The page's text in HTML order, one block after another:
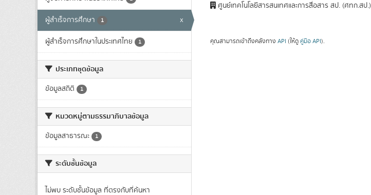
ผู้สำเร็จการศึกษา 1 x
ผู้สำเร็จการศึกษาในประเทศไทย 1
ประเภทชุดข้อมูล
ข้อมูลสถิติ 1
หมวดหมู่ตามธรรมาภิบาลข้อมูล
ข้อมูลสาธารณะ 1
ระดับชั้นข้อมูล
ไม่พบ ระดับชั้นข้อมูล ที่ตรงกับที่ค้นหา
ศูนย์เทคโนโลยีสารสนเทศและการสื่อสาร สป. (ศทก.สป.)
คุณสามารถเข้าถึงคลังทาง API (ให้ดู คู่มือ API).